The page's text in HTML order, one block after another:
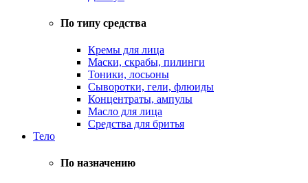
По типу средства
Кремы для лица
Маски, скрабы, пилинги
Тоники, лосьоны
Сыворотки, гели, флюиды
Концентраты, ампулы
Масло для лица
Средства для бритья
Тело
По назначению